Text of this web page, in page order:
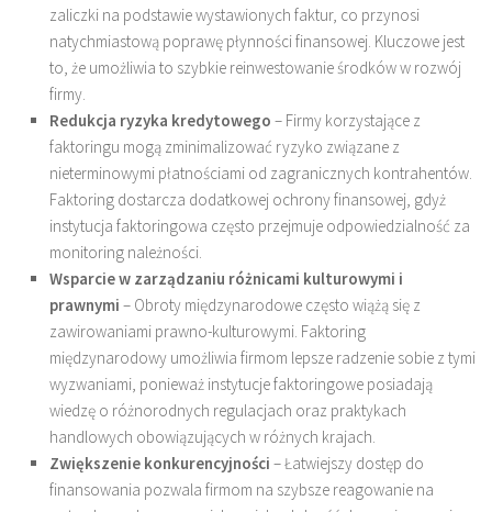
zaliczki na podstawie wystawionych faktur, co przynosi
natychmiastową poprawę płynności finansowej. Kluczowe jest
to, że umożliwia to szybkie reinwestowanie środków w rozwój
firmy.
Redukcja ryzyka kredytowego – Firmy korzystające z
faktoringu mogą zminimalizować ryzyko związane z
nieterminowymi płatnościami od zagranicznych kontrahentów.
Faktoring dostarcza dodatkowej ochrony finansowej, gdyż
instytucja faktoringowa często przejmuje odpowiedzialność za
monitoring należności.
Wsparcie w zarządzaniu różnicami kulturowymi i
prawnymi – Obroty międzynarodowe często wiążą się z
zawirowaniami prawno-kulturowymi. Faktoring
międzynarodowy umożliwia firmom lepsze radzenie sobie z tymi
wyzwaniami, ponieważ instytucje faktoringowe posiadają
wiedzę o różnorodnych regulacjach oraz praktykach
handlowych obowiązujących w różnych krajach.
Zwiększenie konkurencyjności – Łatwiejszy dostęp do
finansowania pozwala firmom na szybsze reagowanie na